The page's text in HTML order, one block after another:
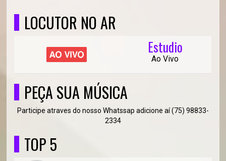
LOCUTOR NO AR
Estudio
Ao Vivo
PEÇA SUA MÚSICA
Participe atraves do nosso Whatssap adicione aí (75) 98833-
2334
TOP 5